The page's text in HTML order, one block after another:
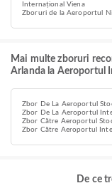
Internațional Viena
Zboruri de la Aeroportul
Mai multe zboruri
Arlanda la Aeroportul
Zbor De La Aeroportul
Zbor De La Aeroportul
Zbor Către Aeroportul
Zbor Către Aeroportul
De ce